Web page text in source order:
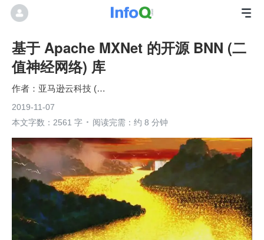
基于 Apache MXNet 的开源 BNN (二
值神经网络) 库
亚马逊云科技 (Amazon Web Services）
2019-11-07
本文字数：2561 字
阅读完需：约 8 分钟